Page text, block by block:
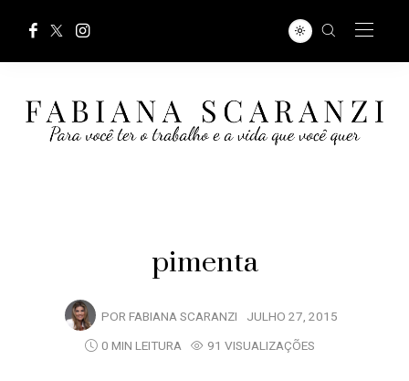
pimenta
POR FABIANA SCARANZI JULHO 27, 2015
0 MIN LEITURA
91 VISUALIZAÇÕES